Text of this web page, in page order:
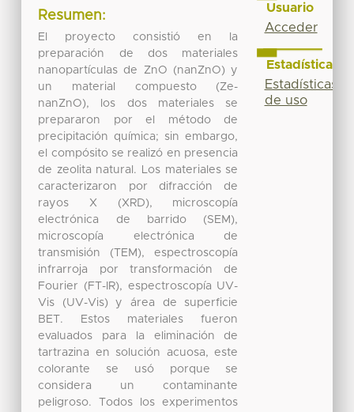
Resumen:
El proyecto consistió en la
preparación de dos materiales
nanopartículas de ZnO (nanZnO) y
un material compuesto (Ze-
nanZnO), los dos materiales se
prepararon por el método de
precipitación química; sin embargo,
el compósito se realizó en presencia
de zeolita natural. Los materiales se
caracterizaron por difracción de
rayos X (XRD), microscopía
electrónica de barrido (SEM),
microscopía electrónica de
transmisión (TEM), espectroscopía
infrarroja por transformación de
Fourier (FT-IR), espectroscopía UV-
Vis (UV-Vis) y área de superficie
BET. Estos materiales fueron
evaluados para la eliminación de
tartrazina en solución acuosa, este
colorante se usó porque se
considera un contaminante
peligroso. Todos los experimentos
Usuario
Acceder
Estadísticas
Estadísticas
de uso